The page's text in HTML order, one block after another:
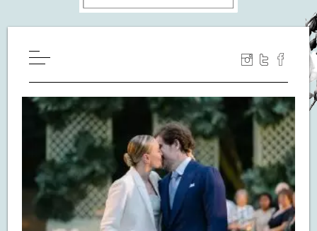
WILL YOU MARRY ME?
LUA DE MEL
COZINHA
DECORAÇÃO
DE NOIVA PRA NOIVA
S.O.S CASADAS
FALE COM O SAY I DO